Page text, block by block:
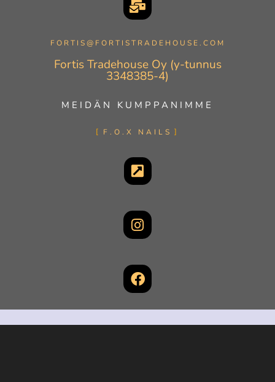
FORTIS@FORTISTRADEHOUSE.COM
Fortis Tradehouse Oy (y-tunnus
3348385-4)
MEIDÄN KUMPPANIMME
F.O.X NAILS